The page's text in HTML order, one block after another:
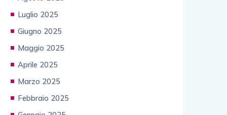
Luglio 2025
Giugno 2025
Maggio 2025
Aprile 2025
Marzo 2025
Febbraio 2025